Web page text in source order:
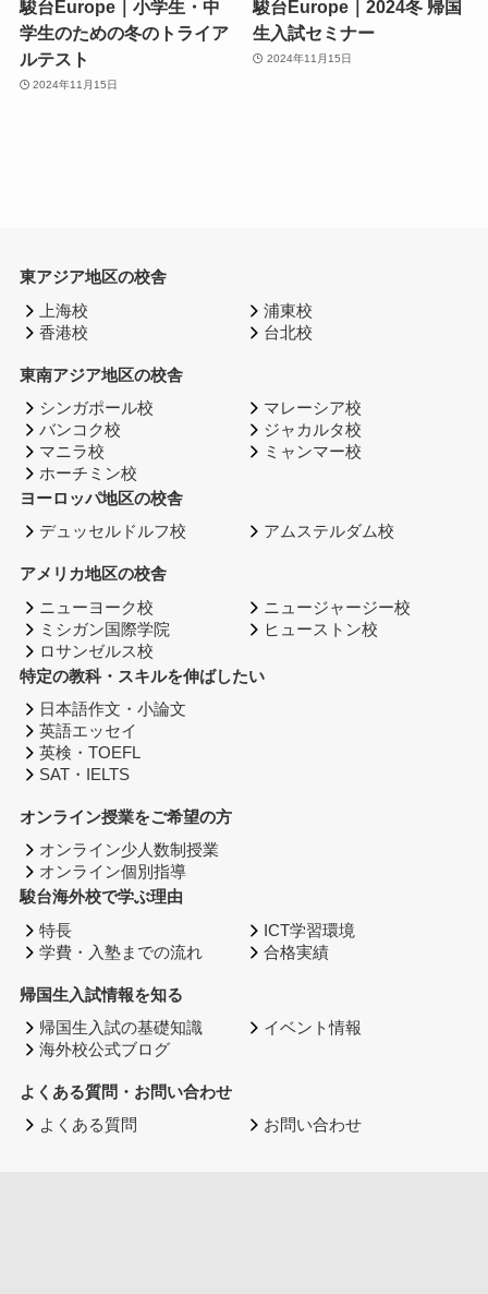
駿台Europe｜小学生・中
学生のための冬のトライア
ルテスト
2024年11月15日
駿台Europe｜2024冬 帰国
生入試セミナー
2024年11月15日
東アジア地区の校舎
上海校
香港校
浦東校
台北校
東南アジア地区の校舎
シンガポール校
バンコク校
マニラ校
ホーチミン校
マレーシア校
ジャカルタ校
ミャンマー校
ヨーロッパ地区の校舎
デュッセルドルフ校
アムステルダム校
アメリカ地区の校舎
ニューヨーク校
ミシガン国際学院
ロサンゼルス校
ニュージャージー校
ヒューストン校
特定の教科・スキルを伸ばしたい
日本語作文・小論文
英語エッセイ
英検・TOEFL
SAT・IELTS
オンライン授業をご希望の方
オンライン少人数制授業
オンライン個別指導
駿台海外校で学ぶ理由
特長
学費・入塾までの流れ
ICT学習環境
合格実績
帰国生入試情報を知る
帰国生入試の基礎知識
海外校公式ブログ
イベント情報
よくある質問・お問い合わせ
よくある質問
お問い合わせ